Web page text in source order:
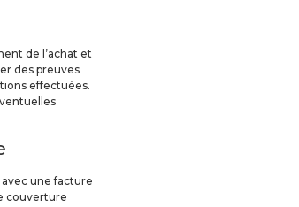
de l’achat et
des preuves
effectuées.
une facture
couverture